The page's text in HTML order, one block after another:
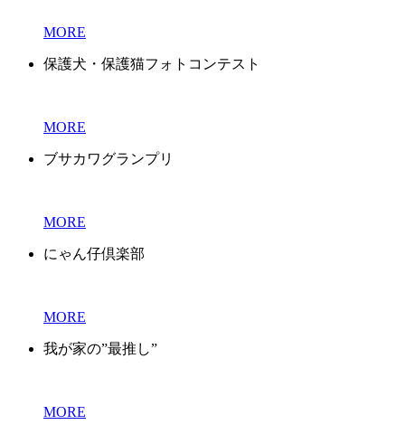
MORE
保護犬・保護猫フォトコンテスト
MORE
ブサカワグランプリ
MORE
にゃん仔倶楽部
MORE
我が家の”最推し”
MORE